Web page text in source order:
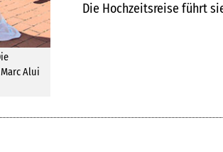
Alui
Die Hochzeitsreise führt